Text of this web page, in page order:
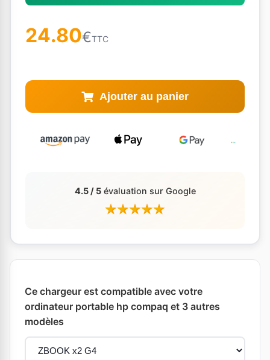
24.80€TTC
Ajouter au panier
4.5 / 5évaluation sur Google
Ce chargeur est compatible avec votre
ordinateur portable hp compaq et 3 autres
modèles